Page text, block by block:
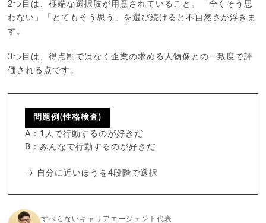
2つ目は、極端な選択肢が用意されていること。「全くそう思
わない」「とてもそう思う」を選び続けると不自然さが浮きま
す。
3つ目は、得点制ではなく企業の求める人物像との一致度で評
価される点です。
問題例(性格検査)
A：1人で行動するのが好きだ
B：みんなで行動するのが好きだ
→ 自分に近いほうを4段階で選択
すべらないキャリアエージェント代表